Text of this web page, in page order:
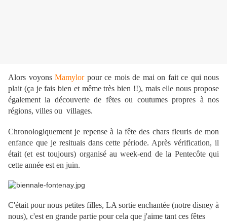
Alors voyons Mamylorpour ce mois de mai on fait ce qui nous
plait (ça je fais bien et même très bien !!), mais elle nous propose
également la découverte de fêtes ou coutumes propres à nos
régions, villes ou villages.
Chronologiquement je repense à la fête des chars fleuris de mon
enfance que je resituais dans cette période. Après vérification, il
était (et est toujours) organisé au week-end de la Pentecôte qui
cette année est en juin.
C'était pour nous petites filles, LA sortie enchantée (notre disney à
nous), c'est en grande partie pour cela que j'aime tant ces fêtes